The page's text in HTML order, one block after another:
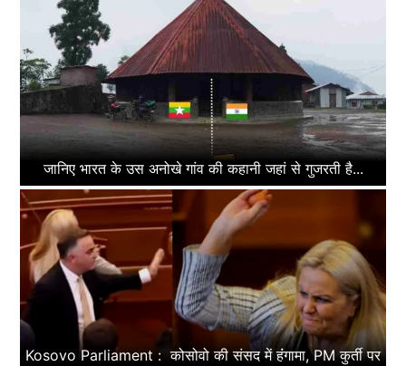
जानिए भारत के उस अनोखे गांव की कहानी जहां से गुजरती है...
Kosovo Parliament : कोसोवो की संसद में हंंगामा, PM कुर्ती पर